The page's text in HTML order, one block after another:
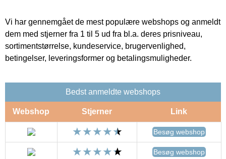
Vi har gennemgået de mest populære webshops og anmeldt
dem med stjerner fra 1 til 5 ud fra bl.a. deres prisniveau,
sortimentstørrelse, kundeservice, brugervenlighed,
betingelser, leveringsformer og betalingsmuligheder.
Bedst anmeldte webshops
Webshop Stjerner Link
Besøg webshop
Besøg webshop